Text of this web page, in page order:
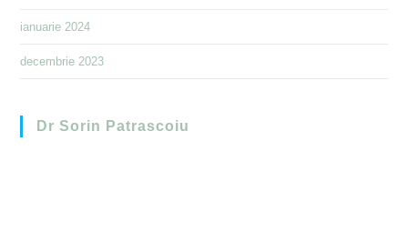
ianuarie 2024
decembrie 2023
Dr Sorin Patrascoiu